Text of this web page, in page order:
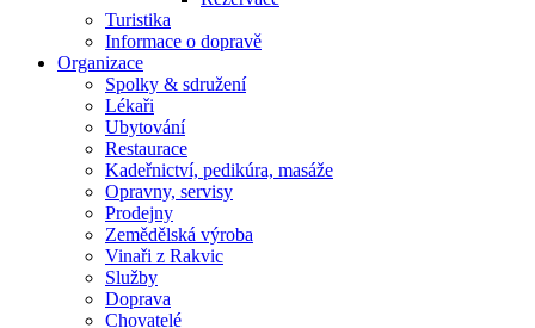
Turistika
Informace o dopravě
Organizace
Spolky & sdružení
Lékaři
Ubytování
Restaurace
Kadeřnictví, pedikúra, masáže
Opravny, servisy
Prodejny
Zemědělská výroba
Vinaři z Rakvic
Služby
Doprava
Chovatelé